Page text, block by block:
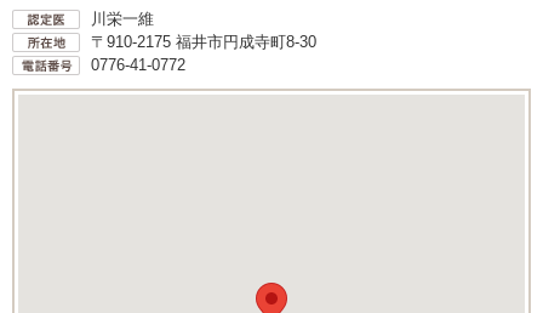
川栄一維
〒910-2175 福井市円成寺町8-30
0776-41-0772